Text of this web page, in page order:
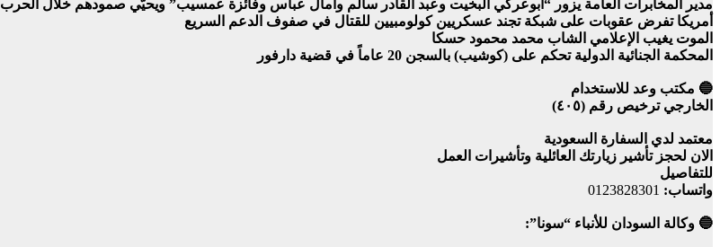
مدير المخابرات العامة يزور “أبوعركي البخيت وعبد القادر سالم وآمال عباس وفائزة عمسيب” ويحيّي صمودهم خلال الحرب
أمريكا تفرض عقوبات على شبكة تجند عسكريين كولومبيين للقتال في صفوف الدعم السريع
الموت يغيب الإعلامي الشاب محمد محمود حسكا
المحكمة الجنائية الدولية تحكم على (كوشيب) بالسجن 20 عاماً في قضية دارفور
🔵 مكتب وعد للاستخدام
الخارجي ترخيص رقم (٤٠٥)
معتمد لدي السفارة السعودية
الان لحجز تأشير زيارتك العائلية وتأشيرات العمل
للتفاصيل
واتساب: 0123828301
🔵 وكالة السودان للأنباء “سونا”: